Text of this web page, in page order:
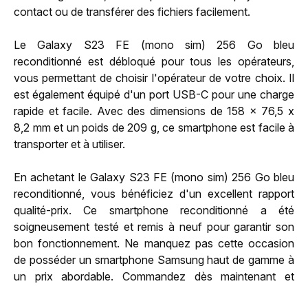
contact ou de transférer des fichiers facilement.
Le Galaxy S23 FE (mono sim) 256 Go bleu
reconditionné est débloqué pour tous les opérateurs,
vous permettant de choisir l'opérateur de votre choix. Il
est également équipé d'un port USB-C pour une charge
rapide et facile. Avec des dimensions de 158 x 76,5 x
8,2 mm et un poids de 209 g, ce smartphone est facile à
transporter et à utiliser.
En achetant le Galaxy S23 FE (mono sim) 256 Go bleu
reconditionné, vous bénéficiez d'un excellent rapport
qualité-prix. Ce smartphone reconditionné a été
soigneusement testé et remis à neuf pour garantir son
bon fonctionnement. Ne manquez pas cette occasion
de posséder un smartphone Samsung haut de gamme à
un prix abordable. Commandez dès maintenant et